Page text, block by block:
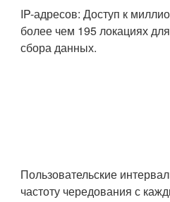
IP-адресов: Доступ к
более чем 195 локациях
сбора данных.
Пользовательские
частоту чередования с